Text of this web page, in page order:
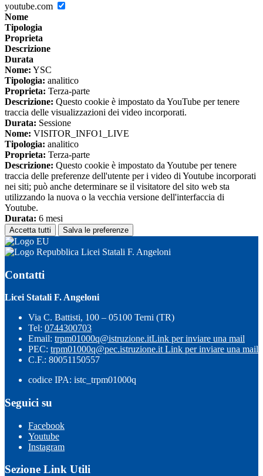
youtube.com
Nome
Tipologia
Proprieta
Descrizione
Durata
Nome: YSC
Tipologia: analitico
Proprieta: Terza-parte
Descrizione: Questo cookie è impostato da YouTube per tenere
traccia delle visualizzazioni dei video incorporati.
Durata: Sessione
Nome: VISITOR_INFO1_LIVE
Tipologia: analitico
Proprieta: Terza-parte
Descrizione: Questo cookie è impostato da Youtube per tenere
traccia delle preferenze dell'utente per i video di Youtube incorporati
nei siti; può anche determinare se il visitatore del sito web sta
utilizzando la nuova o la vecchia versione dell'interfaccia di
Youtube.
Durata: 6 mesi
Accetta tutti Salva le preferenze
Licei Statali F. Angeloni
Contatti
Licei Statali F. Angeloni
Via C. Battisti, 100 – 05100 Terni (TR)
Tel: 0744300703
Email: trpm01000q@istruzione.itLink per inviare una mail
PEC: trpm01000q@pec.istruzione.it Link per inviare una mail
C.F.: 80051150557
codice IPA: istc_trpm01000q
Seguici su
Facebook
Youtube
Instagram
Sezione Link Utili